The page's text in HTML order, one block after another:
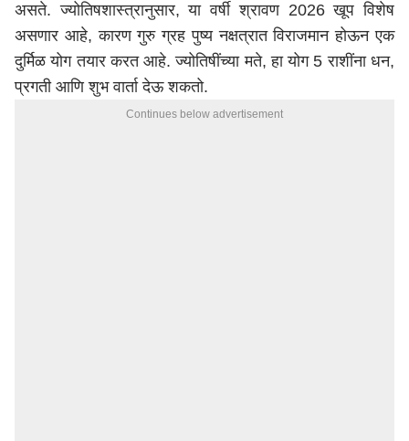
असते. ज्योतिषशास्त्रानुसार, या वर्षी श्रावण 2026 खूप विशेष
असणार आहे, कारण गुरु ग्रह पुष्य नक्षत्रात विराजमान होऊन एक
दुर्मिळ योग तयार करत आहे. ज्योतिषींच्या मते, हा योग 5 राशींना धन,
प्रगती आणि शुभ वार्ता देऊ शकतो.
Continues below advertisement